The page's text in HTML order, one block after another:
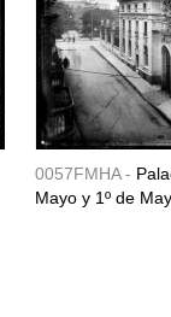
0057FMHA -
Mayo y 1º de